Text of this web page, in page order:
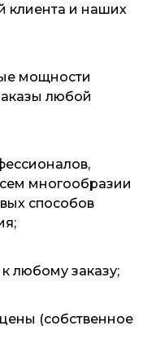
клиента и наших
мощности
любой
многообразии
способов
любому заказу;
(собственное